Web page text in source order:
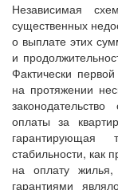
Независимая
существенных
о выплате этих
и
Фактически
на протяжении
оплаты за
стабильности, как
на оплату
гарантиями